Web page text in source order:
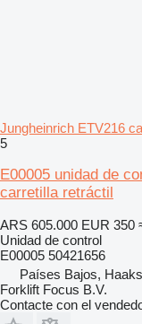
Jungheinrich ETV216
5
E00005 unidad de
carretilla retráctil
ARS 605.000 EUR 350
Unidad de control
E00005 50421656
Países Bajos,
Forklift Focus B.V.
Contacte con el